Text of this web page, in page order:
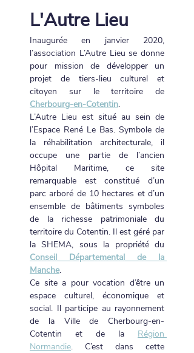
L'Autre Lieu
Inaugurée en janvier 2020,
l’association L’Autre Lieu se donne
pour mission de développer un
projet de tiers-lieu culturel et
Cherbourg-en-Cotentin.
L’Autre Lieu est situé au sein de
l’Espace René Le Bas. Symbole de
la réhabilitation architecturale, il
occupe une partie de l’ancien
Hôpital Maritime, ce site
remarquable est constitué d’un
parc arboré de 10 hectares et d’un
ensemble de bâtiments symboles
de la richesse patrimoniale du
territoire du Cotentin. Il est géré par
Conseil Départemental de la
Manche.
Ce site a pour vocation d’être un
espace culturel, économique et
social. Il participe au rayonnement
de la Ville de Cherbourg-en-
Cotentin et de la Région
Normandie. C’est dans cette